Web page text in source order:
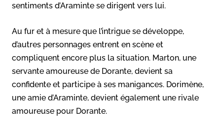
sentiments d’Araminte se dirigent vers lui.
Au fur et à mesure que l’intrigue se développe,
d’autres personnages entrent en scène et
compliquent encore plus la situation. Marton, une
servante amoureuse de Dorante, devient sa
confidente et participe à ses manigances. Dorimène,
une amie d’Araminte, devient également une rivale
amoureuse pour Dorante.